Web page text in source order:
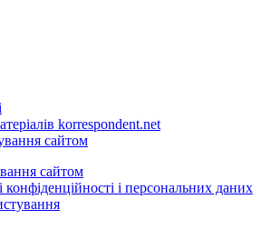
korrespondent.net
сайтом
сайтом
конфіденційності і персональних даних